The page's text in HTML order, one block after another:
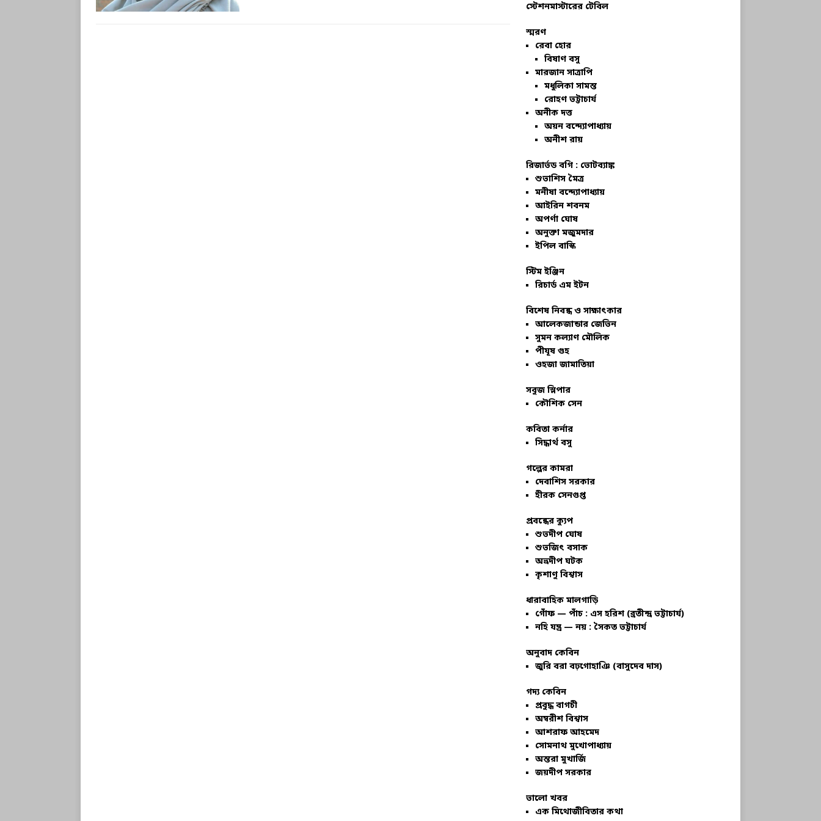
স্টেশনমাস্টারের টেবিল
স্মরণ
রেবা হোর
বিষাণ বসু
মারজান সাত্রাপি
মধুলিকা সামন্ত
রোহণ ভট্টাচার্য
অনীক দত্ত
অয়ন বন্দ্যোপাধ্যায়
অনীশ রায়
রিজার্ভড বগি : ভোটব্যাঙ্ক
শুভাশিস মৈত্র
মনীষা বন্দ্যোপাধ্যায়
আইরিন শবনম
অপর্ণা ঘোষ
অনুক্তা মজুমদার
ইপিল বাস্কি
স্টিম ইঞ্জিন
রিচার্ড এম ইটন
বিশেষ নিবন্ধ ও সাক্ষাৎকার
আলেকজান্ডার জেভিন
সুমন কল্যাণ মৌলিক
পীযূষ গুহ
ওহজা জামাতিয়া
সবুজ স্লিপার
কৌশিক সেন
কবিতা কর্নার
সিদ্ধার্থ বসু
গল্পের কামরা
দেবাশিস সরকার
হীরক সেনগুপ্ত
প্রবন্ধের ক্যুপ
শুভদীপ ঘোষ
শুভজিৎ বসাক
অভ্রদীপ ঘটক
কৃশাণু বিশ্বাস
ধারাবাহিক মালগাড়ি
গোঁফ — পাঁচ : এস হরিশ (ব্রতীন্দ্র ভট্টাচার্য)
নহি যন্ত্র — নয় : সৈকত ভট্টাচার্য
অনুবাদ কেবিন
জুরি বরা বঢ়গোহাঞি (বাসুদেব দাস)
গদ্য কেবিন
প্রবুদ্ধ বাগচী
অম্বরীশ বিশ্বাস
আশরাফ আহমেদ
সোমনাথ মুখোপাধ্যায়
অন্তরা মুখার্জি
জয়দীপ সরকার
ভালো খবর
এক মিথোজীবিতার কথা